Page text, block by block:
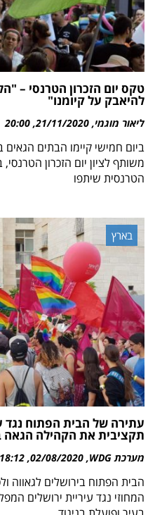
טקס יום הזכרון הטרנסי –
להיאבק על קיומנו"
ליאור מוגמי 21/11/2020
20:00
ביום חמישי קיימו הבתים
משותף לציון יום הזכרון
הטרנסית שיתפו
בארץ
עתירה של הבית הפתוח נגד
תקציבית את הקהילה הגאה
מערכת WDG 02/08/2020
18:12
הבית הפתוח בירושלים לגאווה
המחוזי נגד עיריית ירושלים